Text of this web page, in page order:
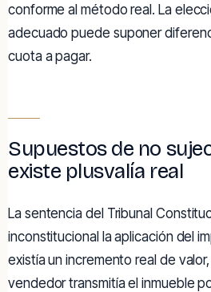
conforme al método real. La
adecuado puede suponer
cuota a pagar.
Supuestos de no
existe plusvalía real
La sentencia del Tribunal
inconstitucional la aplicación del
existía un incremento real de
vendedor transmitía el inmueble